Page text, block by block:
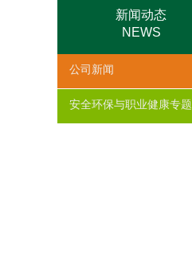
新闻动态
NEWS
公司新闻
安全环保与职业健康专题